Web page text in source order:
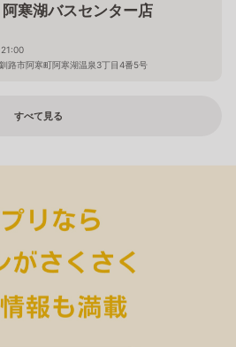
阿寒湖バスセンター店
路市阿寒町阿寒湖温泉3丁目4番5号
すべて見る